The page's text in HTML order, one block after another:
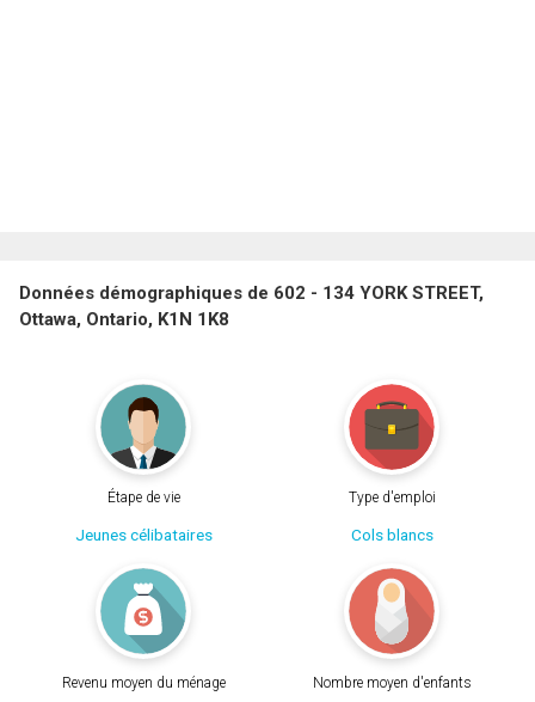
Données démographiques de 602 - 134 YORK STREET,
Ottawa, Ontario, K1N 1K8
Étape de vie
Jeunes célibataires
Type d'emploi
Cols blancs
Revenu moyen du ménage Nombre moyen d'enfants